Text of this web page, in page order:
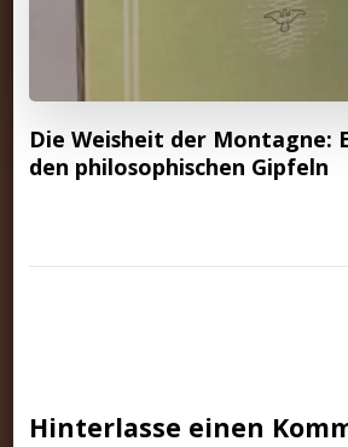
Die Weisheit der Montagne:
den philosophischen Gipfeln
Hinterlasse einen